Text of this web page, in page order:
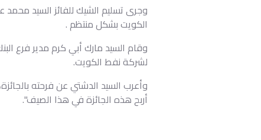
وجرى تسليم الشيك للفائز السيد
الكويت بشكل منتظم .
وقام السيد مارك أبي كرم مدير فرع
لشركة نفط الكويت.
وأعرب السيد الدشتي عن فرحته
أربح هذه الجائزة في هذا الصيف".